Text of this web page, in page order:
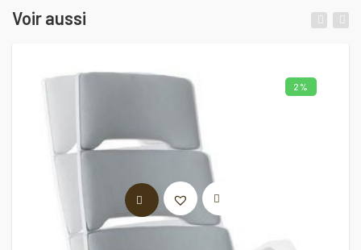
Voir aussi
2%
LIRE LA SUITE